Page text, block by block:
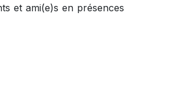
et ami(e)s en présences